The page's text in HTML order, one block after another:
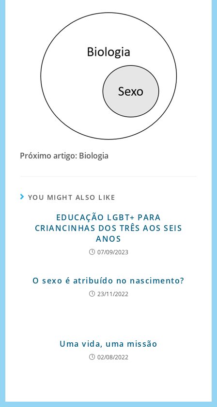
Próximo artigo: Biologia
YOU MIGHT ALSO LIKE
EDUCAÇÃO LGBT+ PARA
CRIANCINHAS DOS TRÊS AOS SEIS
ANOS
07/09/2023
O sexo é atribuído no nascimento?
23/11/2022
Uma vida, uma missão
02/08/2022